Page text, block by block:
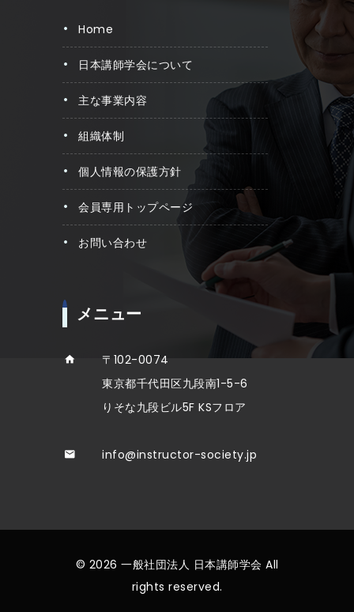
home
日本講師学会について
主な事業内容
組織体制
個人情報の保護方針
会員専用トップページ
お問い合わせ
メニュー
〒102-0074
東京都千代田区九段南1-5-6
りそな九段ビル5F KSフロア
info@instructor-society.jp
© 2026 一般社団法人 日本講師学会 All
rights reserved.